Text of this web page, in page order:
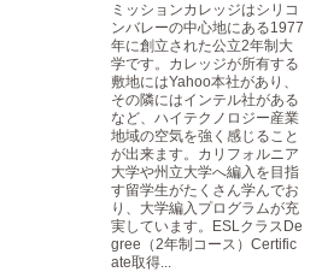
ミッションカレッジはシリコ
ンバレーの中心地にある1977
年に創立された公立2年制大
学です。カレッジが所有する
敷地にはYahoo本社があり、
その隣にはインテル社がある
など、ハイテクノロジー産業
地域の空気を強く感じること
が出来ます。カリフォルニア
大学や州立大学へ編入を目指
す留学生がたくさん学んでお
り、大学編入プログラムが充
実しています。ESLクラスDe
gree（2年制コース）Certific
ate取得...